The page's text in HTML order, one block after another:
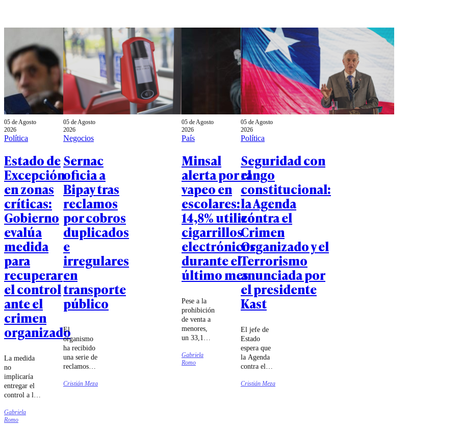
05 de Agosto
2026
Política
Estado de
Excepción
en zonas
críticas:
Gobierno
evalúa
medida
para
recuperar
el control
ante el
crimen
organizado
La medida
no
implicaría
entregar el
control a las
Armadas,
sino que
Gabriela
Romo
05 de Agosto
2026
Negocios
Sernac
oficia a
Bipay tras
reclamos
por cobros
duplicados
e
irregulares
en
transporte
público
El
organismo
ha recibido
una serie de
reclamos
usuarios de
Cristián Meza
05 de Agosto
2026
País
Minsal
alerta por el
vapeo en
escolares:
14,8% utilizó
cigarrillos
electrónicos
durante el
último mes
Pese a la
prohibición
de venta a
menores,
un 33,1%
haber
comprado
Gabriela
Romo
05 de Agosto
2026
Política
Seguridad con
rango
constitucional:
la Agenda
contra el
Crimen
Organizado y el
Terrorismo
anunciada por
el presidente
Kast
El jefe de
Estado
espera que
la Agenda
contra el
Organizado
Cristián Meza